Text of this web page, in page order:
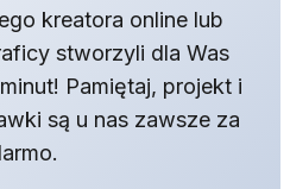
kreatora online lub
stworzyli dla Was
Pamiętaj, projekt i
są u nas zawsze za